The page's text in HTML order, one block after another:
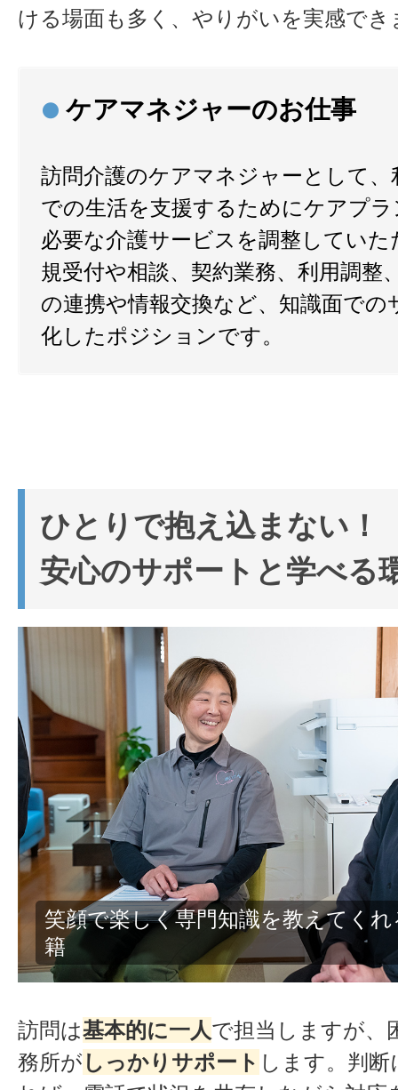
ける場面も多く、やりがいを実感で
● ケアマネジャーのお仕事
訪問介護のケアマネジャーとして、
での生活を支援するためにケアプ
必要な介護サービスを調整してい
規受付や相談、契約業務、利用調整
の連携や情報交換など、知識面での
化したポジションです。
ひとりで抱え込まない！
安心のサポートと学べる
ほっと一息つける休憩室
訪問は基本的に一人で担当しますが、
務所が しっかりサポート します。判